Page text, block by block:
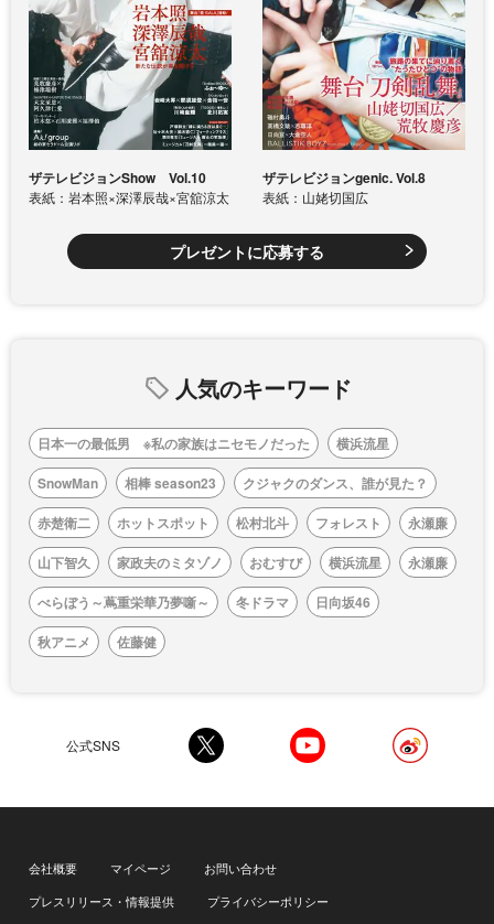
ザテレビジョンShow Vol.10
表紙：岩本照×深澤辰哉×宮舘涼太
ザテレビジョンgenic. Vol.8
表紙：山姥切国広
プレゼントに応募する
人気のキーワード
日本一の最低男 ※私の家族はニセモノだった
横浜流星
SnowMan
相棒 season23
クジャクのダンス、誰が見た？
赤楚衛二
ホットスポット 松村北斗 フォレスト
永瀬廉
山下智久
家政夫のミタゾノ おむすび 横浜流星
永瀬廉
べらぼう～蔦重栄華乃夢噺～
冬ドラマ
日向坂46
秋アニメ
佐藤健
公式SNS
会社概要 マイページ
お問い合わせ
プレスリリース・情報提供
プライバシーポリシー